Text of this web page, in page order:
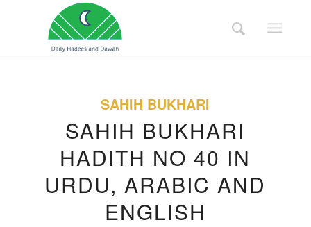
SAHIH BUKHARI
SAHIH BUKHARI
HADITH NO 40 IN
URDU, ARABIC AND
ENGLISH